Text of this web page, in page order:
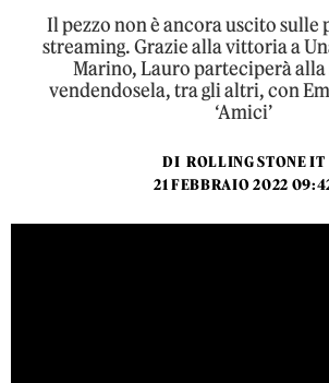
Il pezzo non è ancora uscito
streaming. Grazie alla vittoria a
Marino, Lauro parteciperà
vendendosela, tra gli altri, con
‘Amici’
DI ROLLING STONE IT
21 FEBBRAIO 2022